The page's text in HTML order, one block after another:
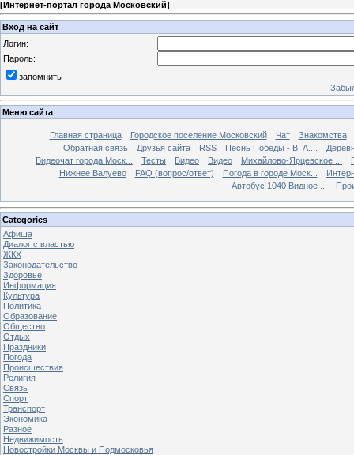
[Интернет-портал города Московский]
Вход на сайт
Логин:
Пароль:
запомнить
Меню сайта
Главная страница Городское поселение Московский Чат
Знакомства
Обратная связь
Друзья сайта RSS Песнь Победы - В. А....
Видеочат города Моск...
Тесты Видео Видео Михайлово-Ярцевское ...
Нижнее Валуево
FAQ (вопрос/ответ) Погода в городе Моск...
Автобус 1040 Видное ...
Categories
Афиша
Диалог с властью
ЖКХ
Законодательство
Здоровье
Информация
Культура
Политика
Образование
Общество
Отдых
Праздники
Погода
Происшествия
Религия
Связь
Спорт
Транспорт
Экономика
Разное
Недвижимость
Новостройки Москвы и Подмосковья